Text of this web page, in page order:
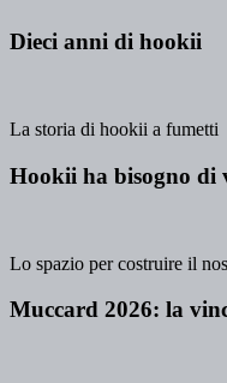
Dieci anni di hookii
La storia di hookii a fumetti
Hookii ha bisogno di
Lo spazio per costruire il
Muccard 2026: la